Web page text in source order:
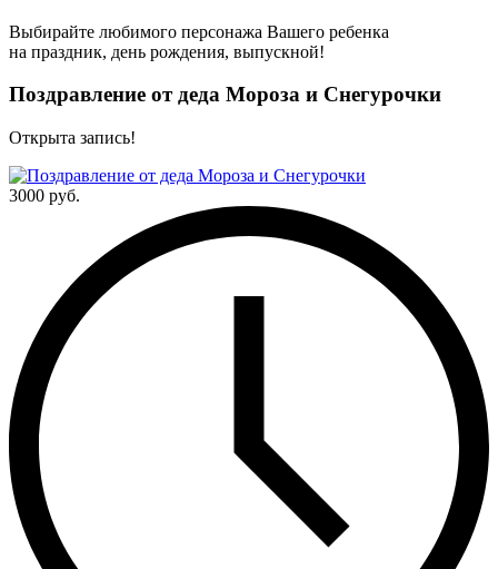
Выбирайте любимого персонажа Вашего ребенка
на праздник, день рождения, выпускной!
Поздравление от деда Мороза и Снегурочки
Открыта запись!
3000 руб.